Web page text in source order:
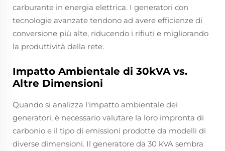
carburante in energia elettrica. I generatori con
tecnologie avanzate tendono ad avere efficienze di
conversione più alte, riducendo i rifiuti e migliorando
la produttività della rete.
Impatto Ambientale di 30kVA vs.
Altre Dimensioni
Quando si analizza l'impatto ambientale dei
generatori, è necessario valutare la loro impronta di
carbonio e il tipo di emissioni prodotte da modelli di
diverse dimensioni. Il generatore da 30 kVA sembra